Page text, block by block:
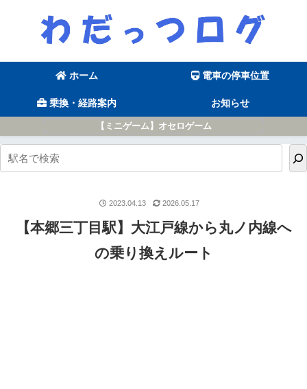
ホーム 電車の停車位置
乗換・経路案内 お知らせ
【ミニゲーム】オセロゲーム
【本郷三丁目駅】大江戸線から丸ノ内線へ
の乗り換えルート
2023.04.13 2026.05.17